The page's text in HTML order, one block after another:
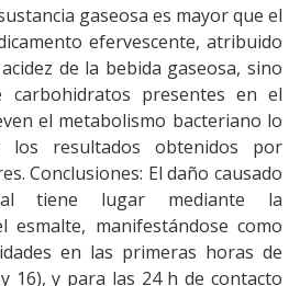
gaseosa es mayor que el
efervescente, atribuido
de la bebida gaseosa, sino
carbohidratos presentes en el
el metabolismo bacteriano lo
los resultados obtenidos por
Conclusiones: El daño causado
tiene lugar mediante la
esmalte, manifestándose como
en las primeras horas de
16), y para las 24 h de contacto